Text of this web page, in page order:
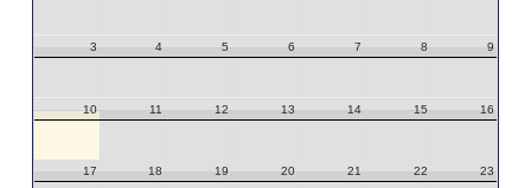
3 4 5 6 7 8 9
10 11 12 13 14 15 16
17 18 19 20 21 22 23